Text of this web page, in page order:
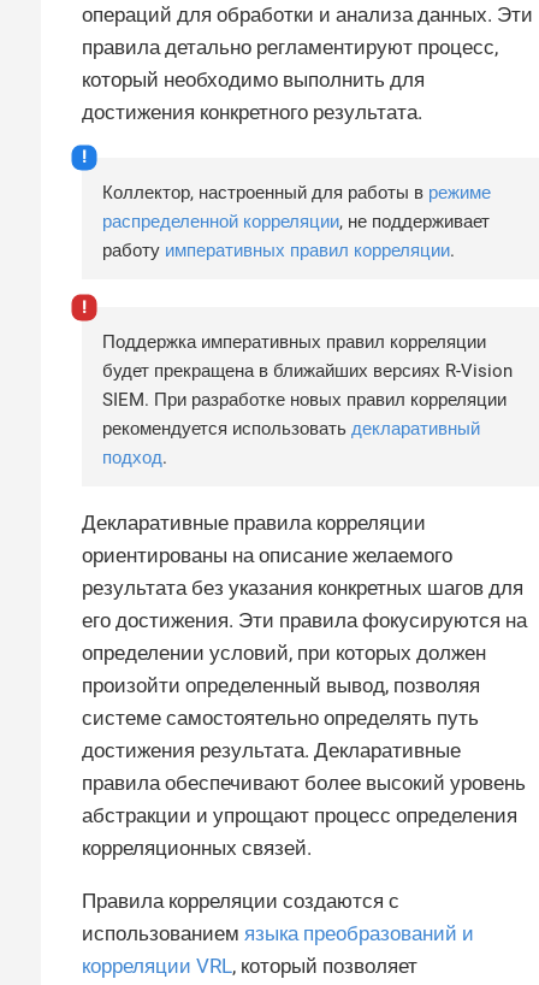
операций для обработки и анализа данных. Эти
правила детально регламентируют процесс,
который необходимо выполнить для
достижения конкретного результата.
Коллектор, настроенный для работы в режиме
распределенной корреляции, не поддерживает
работу императивных правил корреляции.
Поддержка императивных правил корреляции
будет прекращена в ближайших версиях R-Vision
SIEM. При разработке новых правил корреляции
рекомендуется использовать декларативный
подход.
Декларативные правила корреляции
ориентированы на описание желаемого
результата без указания конкретных шагов для
его достижения. Эти правила фокусируются на
определении условий, при которых должен
произойти определенный вывод, позволяя
системе самостоятельно определять путь
достижения результата. Декларативные
правила обеспечивают более высокий уровень
абстракции и упрощают процесс определения
корреляционных связей.
Правила корреляции создаются с
использованием языка преобразований и
корреляции VRL, который позволяет